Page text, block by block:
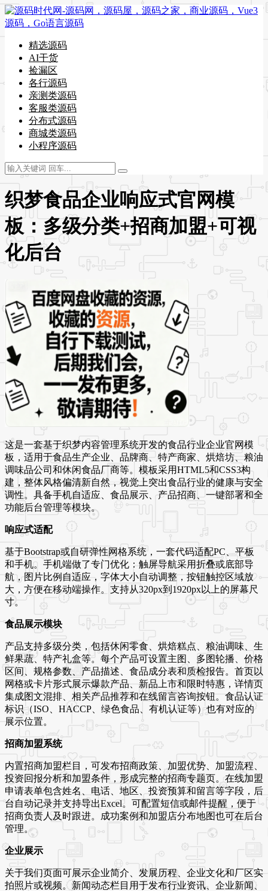
精选源码
AI干货
捡漏区
各行源码
亲测类源码
客服类源码
分布式源码
商城类源码
小程序源码
织梦食品企业响应式官网模
板：多级分类+招商加盟+可视
化后台
这是一套基于织梦内容管理系统开发的食品行业企业官网模
板，适用于食品生产企业、品牌商、特产商家、烘焙坊、粮油
调味品公司和休闲食品厂商等。模板采用HTML5和CSS3构
建，整体风格偏清新自然，视觉上突出食品行业的健康与安全
调性。具备手机自适应、食品展示、产品招商、一键部署和全
功能后台管理等模块。
响应式适配
基于Bootstrap或自研弹性网格系统，一套代码适配PC、平板
和手机。手机端做了专门优化：触屏导航采用折叠或底部导
航，图片比例自适应，字体大小自动调整，按钮触控区域放
大，方便在移动端操作。支持从320px到1920px以上的屏幕尺
寸。
食品展示模块
产品支持多级分类，包括休闲零食、烘焙糕点、粮油调味、生
鲜果蔬、特产礼盒等。每个产品可设置主图、多图轮播、价格
区间、规格参数、产品描述、食品成分表和质检报告。首页以
网格或卡片形式展示爆款产品、新品上市和限时特惠，详情页
集成图文混排、相关产品推荐和在线留言咨询按钮。食品认证
标识（ISO、HACCP、绿色食品、有机认证等）也有对应的
展示位置。
招商加盟系统
内置招商加盟栏目，可发布招商政策、加盟优势、加盟流程、
投资回报分析和加盟条件，形成完整的招商专题页。在线加盟
申请表单包含姓名、电话、地区、投资预算和留言等字段，后
台自动记录并支持导出Excel。可配置短信或邮件提醒，便于
招商负责人及时跟进。成功案例和加盟店分布地图也可在后台
管理。
企业展示
关于我们页面可展示企业简介、发展历程、企业文化和厂区实
拍照片或视频。新闻动态栏目用于发布行业资讯、企业新闻、